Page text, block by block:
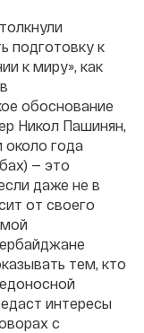
подготовку к
к миру», как
обоснование
Никол Пашинян,
года
— это
даже не в
от своего
тем, кто
интересы
с